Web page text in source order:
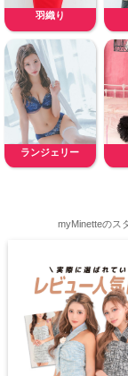
羽織り
ランジェリー
myMinetteのス